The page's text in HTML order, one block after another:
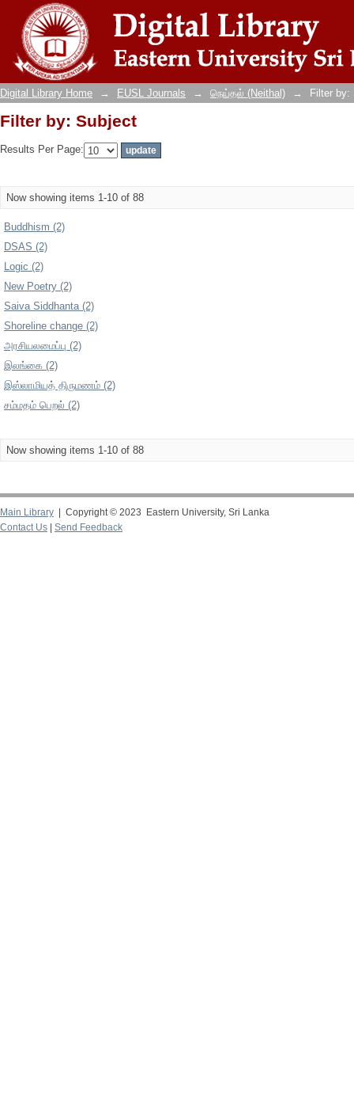
Filter by: Subject
Digital Library Home → EUSL Journals → நெய்தல் (Neithal) → Filter by:
Filter by: Subject
Results Per Page:
Now showing items 1-10 of 88
Buddhism (2)
DSAS (2)
Logic (2)
New Poetry (2)
Saiva Siddhanta (2)
Shoreline change (2)
அரசியலமைப்பு (2)
இலங்கை (2)
இஸ்லாமியத் திருமணம் (2)
சம்மதம் பெறல் (2)
Now showing items 1-10 of 88
Main Library | Copyright © 2023 Eastern University, Sri Lanka
Contact Us
Send Feedback